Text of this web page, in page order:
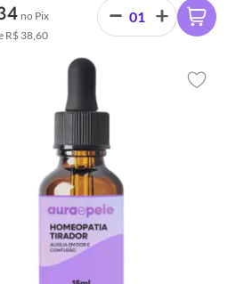
no Pix
R$ 38,60
Adicionar